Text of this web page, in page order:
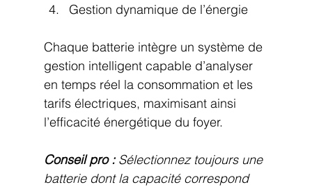
Gestion dynamique de l’énergie
Chaque batterie intègre un système de
gestion intelligent capable d’analyser
en temps réel la consommation et les
tarifs électriques, maximisant ainsi
l’efficacité énergétique du foyer.
Conseil pro : Sélectionnez toujours une
batterie dont la capacité correspond